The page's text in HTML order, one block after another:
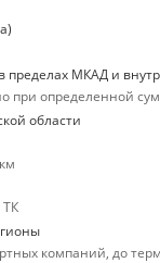
пределах МКАД и
при определенной
области
ТК
компаний, до